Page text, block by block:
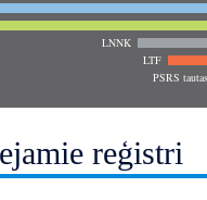
LNNK
LTF
PSRS
reģistri